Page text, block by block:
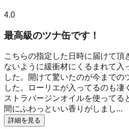
4.0
最高級のツナ缶です！
こちらの指定した日時に届けて頂
ないように緩衝材にくるまれて入
した。開けて驚いたのが今までの
した。ローリエが入ってるのも凄
ストラバージンオイルを使ってる
間にふわっといい香りがしまし...
詳細を見る